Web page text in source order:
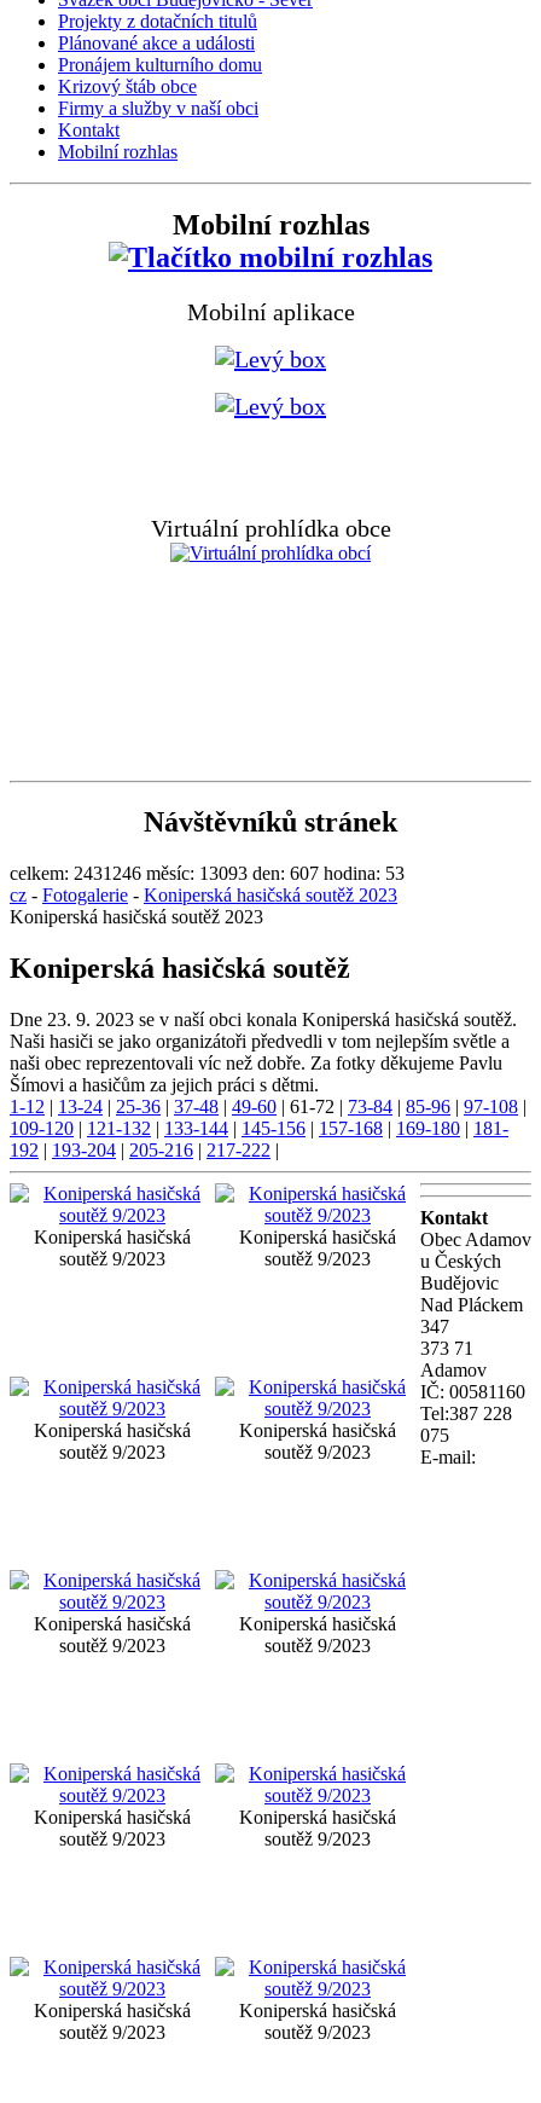
Projekty z dotačních titulů
Plánované akce a události
Pronájem kulturního domu
Krizový štáb obce
Firmy a služby v naší obci
Kontakt
Mobilní rozhlas
Mobilní rozhlas
Mobilní aplikace
Virtuální prohlídka obce
Návštěvníků stránek
celkem: 2431246 měsíc: 13093 den: 607 hodina: 53
cz - Fotogalerie - Koniperská hasičská soutěž 2023
Koniperská hasičská soutěž 2023
Koniperská hasičská soutěž
Dne 23. 9. 2023 se v naší obci konala Koniperská hasičská soutěž.
Naši hasiči se jako organizátoři předvedli v tom nejlepším světle a
naši obec reprezentovali víc než dobře. Za fotky děkujeme Pavlu
Šímovi a hasičům za jejich práci s dětmi.
1-12 | 13-24 | 25-36 | 37-48 | 49-60 | 61-72 | 73-84 | 85-96 | 97-108 |
109-120 | 121-132 | 133-144 | 145-156 | 157-168 | 169-180 | 181-
192 | 193-204 | 205-216 | 217-222 |
Koniperská hasičská
soutěž 9/2023
Koniperská hasičská
soutěž 9/2023
Koniperská hasičská
soutěž 9/2023
Koniperská hasičská
soutěž 9/2023
Koniperská hasičská
soutěž 9/2023
Koniperská hasičská
soutěž 9/2023
Koniperská hasičská
soutěž 9/2023
Koniperská hasičská
soutěž 9/2023
Koniperská hasičská
soutěž 9/2023
Koniperská hasičská
soutěž 9/2023
Kontakt
Obec Adamov
u Českých
Budějovic
Nad Pláckem
347
373 71
Adamov
IČ: 00581160
Tel:387 228
075
E-mail: